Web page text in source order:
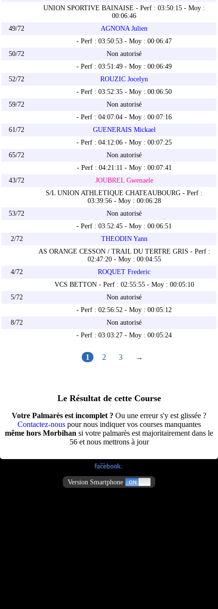
UNION SPORTIVE BAINAISE - Perf : 03:50:15 - Moy :
00:06:46
49/72
AGNONA Julien
- Perf : 03:50:53 - Moy : 00:06:47
50/72
Non autorisé
- Perf : 03:51:49 - Moy : 00:06:49
52/72
ROUZIC Jocelyn
- Perf : 03:52:35 - Moy : 00:06:50
59/72
Non autorisé
- Perf : 04:07:04 - Moy : 00:07:16
61/72
GUENERAIS Mickael
- Perf : 04:12:06 - Moy : 00:07:25
65/72
Non autorisé
- Perf : 04:21:11 - Moy : 00:07:41
43/72
JOUBREL Gwenaele
S/L UNION ATHLETIQUE CHATEAUBOURG - Perf :
03:39:56 - Moy : 00:06:28
53/72
Non autorisé
- Perf : 03:52:45 - Moy : 00:06:51
2/72
THEODIN Yann
AS ORANGE CESSON / TRAIL DU TERTRE GRIS - Perf :
02:47:20 - Moy : 00:04:55
4/72
ROQUET Frederic
VCS BETTON - Perf : 02:55:55 - Moy : 00:05:10
5/72
Non autorisé
- Perf : 02:56:52 - Moy : 00:05:12
8/72
Non autorisé
- Perf : 03:03:27 - Moy : 00:05:24
1 2 3 →
Le Résultat de cette Course
Votre Palmarès est incomplet ? Ou une erreur s'y est glissée ?
Contactez-nouspour nous indiquer vos courses manquantes
même hors Morbihan si votre palmarès est majoritairement dans le
56 et nous mettrons à jour
Version Smartphone